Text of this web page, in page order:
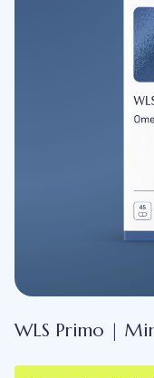
WLS Primo |